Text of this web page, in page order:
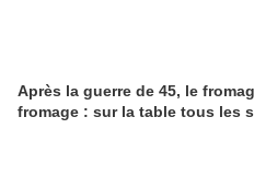
Après la guerre de 45, le
fromage : sur la table tous les